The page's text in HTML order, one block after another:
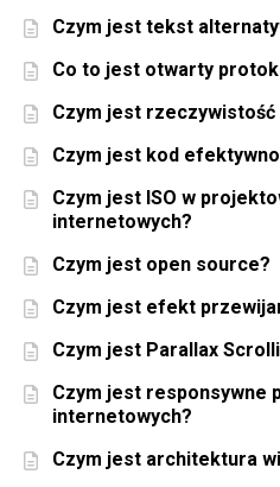
Czym jest tekst
Co to jest otwarty
Czym jest
Czym jest kod
Czym jest ISO w
internetowych?
Czym jest open source?
Czym jest efekt
Czym jest Parallax
Czym jest responsywne
internetowych?
Czym jest architektura